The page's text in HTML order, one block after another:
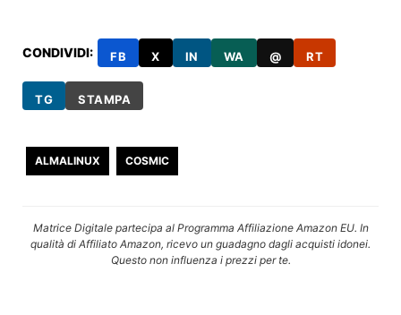
CONDIVIDI: FB X IN WA @ RT
TG STAMPA
ALMALINUX COSMIC
Matrice Digitale partecipa al Programma Affiliazione Amazon EU. In
qualità di Affiliato Amazon, ricevo un guadagno dagli acquisti idonei.
Questo non influenza i prezzi per te.